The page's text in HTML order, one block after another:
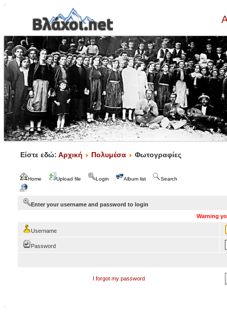
Είστε εδώ: Αρχική Πολυμέσα Φωτογραφίες
Home Upload file Login Album list Search
Enter your username and password to login
Warning
Username
Password
I forgot my password